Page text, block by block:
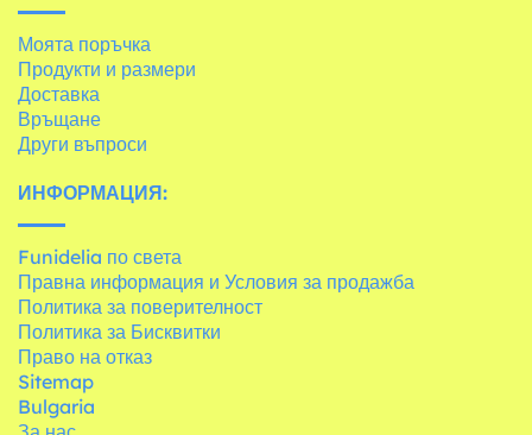
Моята поръчка
Продукти и размери
Доставка
Връщане
Други въпроси
ИНФОРМАЦИЯ:
Funidelia по света
Правна информация и Условия за продажба
Политика за поверителност
Политика за Бисквитки
Право на отказ
Sitemap
Bulgaria